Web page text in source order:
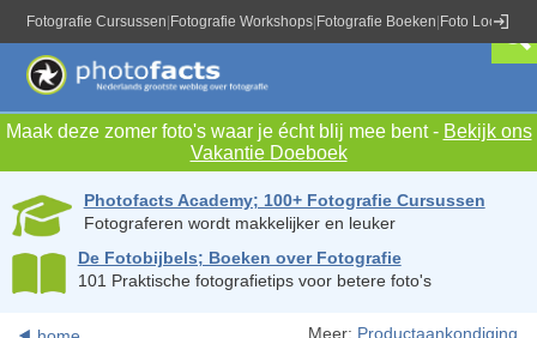
Fotografie Cursussen Fotografie Workshops Fotografie Boeken Foto Locaties
Maak deze zomer foto's waar je écht blij mee bent - Bekijk ons
Vakantie Doeboek
Photofacts Academy; 100+ Fotografie Cursussen
Fotograferen wordt makkelijker en leuker
De Fotobijbels; Boeken over Fotografie
101 Praktische fotografietips voor betere foto's
Meer: Productaankondiging